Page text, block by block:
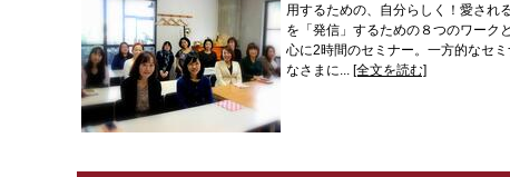
用するための、自分らしく！愛さ
を「発信」するための８つのワーク
心に2時間のセミナー。一方的なセ
なさまに... [全文を読む]